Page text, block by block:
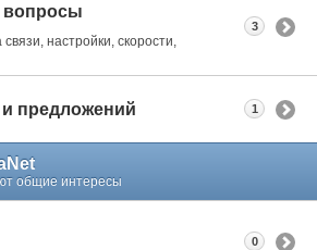
вопросы
настройки, скорости,
3
и предложений 1
общие интересы
0